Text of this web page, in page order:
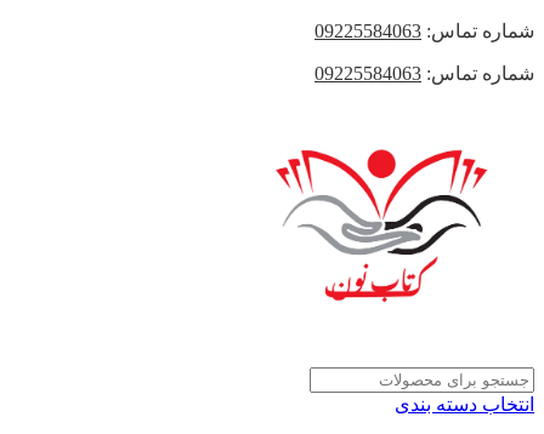
شماره تماس: 09225584063
شماره تماس: 09225584063
انتخاب دسته بندی